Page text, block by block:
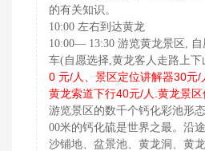
的有关知识。
10:00 左右到达黄龙
10:00— 13:30 游览黄龙景区,
车(自愿选择,黄龙客人走路上下
0 元/人、景区定位讲解器30元/
黄龙索道下行40元/人.黄龙景
游览景区的数千个钙化彩池形
00米的钙化硫是世界之最。沿
沙铺地、盆景池、黄龙洞、黄